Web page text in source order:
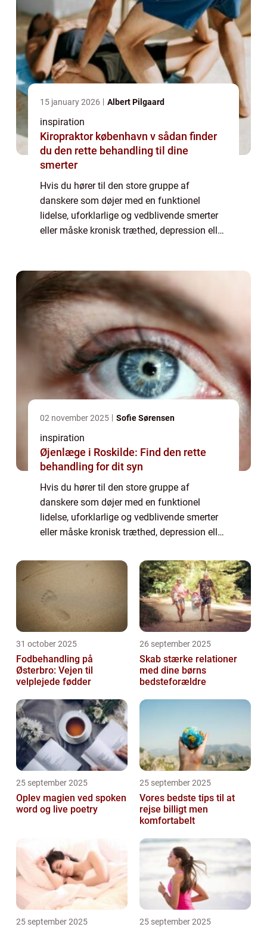
15 january 2026 Albert Pilgaard
inspiration
Kiropraktor københavn v sådan finder
du den rette behandling til dine
smerter
Hvis du hører til den store gruppe af
danskere som døjer med en funktionel
lidelse, uforklarlige og vedblivende smerter
eller måske kronisk træthed, depression eller
terapi med ...
02 november 2025 Sofie Sørensen
inspiration
Øjenlæge i Roskilde: Find den rette
behandling for dit syn
Hvis du hører til den store gruppe af
danskere som døjer med en funktionel
lidelse, uforklarlige og vedblivende smerter
eller måske kronisk træthed, depression eller
behandlingsform. Og her kan kranio sakral
terapi med ...
31 october 2025
Fodbehandling på
Østerbro: Vejen til
velplejede fødder
26 september 2025
Skab stærke relationer
med dine børns
bedsteforældre
25 september 2025
Oplev magien ved spoken
word og live poetry
25 september 2025
Vores bedste tips til at
rejse billigt men
komfortabelt
25 september 2025 25 september 2025